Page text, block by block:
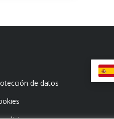
de datos